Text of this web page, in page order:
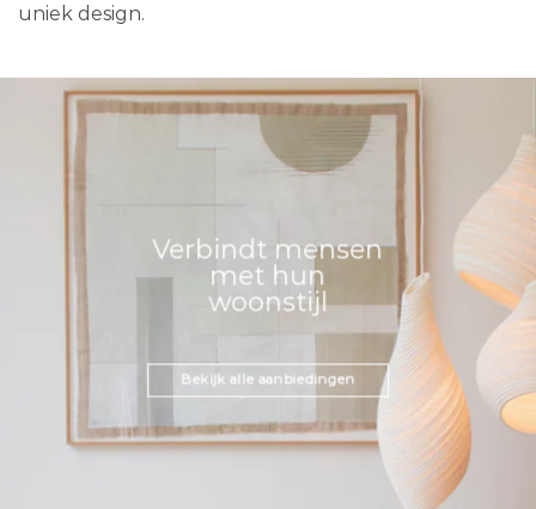
uniek design.
Verbindt mensen
met hun
woonstijl
Bekijk alle aanbiedingen